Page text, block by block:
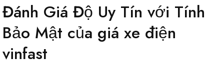
Đánh Giá Độ Uy Tín với Tính
Bảo Mật của giá xe điện
vinfast